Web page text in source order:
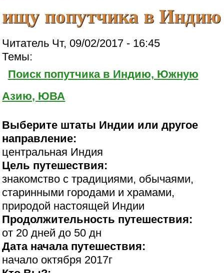
ищу попутчика в Индию
Читатель Чт, 09/02/2017 - 16:45
Темы:
Поиск попутчика в Индию, Южную
Азию, ЮВА
Выберите штаты Индии или другое
направление:
центральная Индия
Цель путешествия:
знакомство с традициями, обычаями,
старинными городами и храмами,
природой настоящей Индии
Продолжительность путешествия:
от 20 дней до 50 дн
Дата начала путешествия:
начало октября 2017г